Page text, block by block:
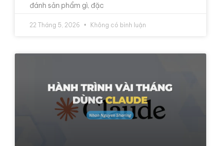
đánh sản phẩm gì, đặc
22 Tháng 5, 2026 Không có bình luận